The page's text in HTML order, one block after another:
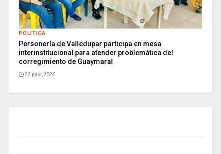
POLITICA
Personería de Valledupar participa en mesa
interinstitucional para atender problemática del
corregimiento de Guaymaral
22 julio, 2026